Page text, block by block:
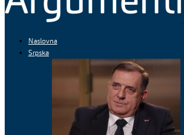
Naslovna
Srpska